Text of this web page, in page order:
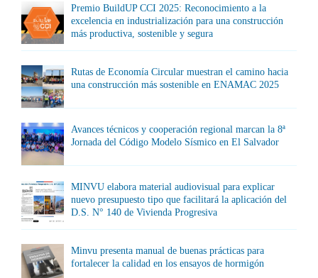
Premio BuildUP CCI 2025: Reconocimiento a la
excelencia en industrialización para una construcción
más productiva, sostenible y segura
Rutas de Economía Circular muestran el camino hacia
una construcción más sostenible en ENAMAC 2025
Avances técnicos y cooperación regional marcan la 8ª
Jornada del Código Modelo Sísmico en El Salvador
MINVU elabora material audiovisual para explicar
nuevo presupuesto tipo que facilitará la aplicación del
D.S. N° 140 de Vivienda Progresiva
Minvu presenta manual de buenas prácticas para
fortalecer la calidad en los ensayos de hormigón